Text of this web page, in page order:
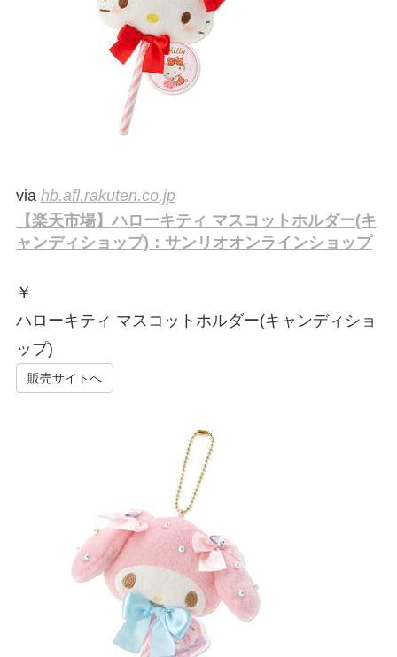
via hb.afl.rakuten.co.jp
【楽天市場】ハローキティ マスコットホルダー(キ
ャンディショップ)：サンリオオンラインショップ
￥
ハローキティ マスコットホルダー(キャンディショ
ップ)
販売サイトへ